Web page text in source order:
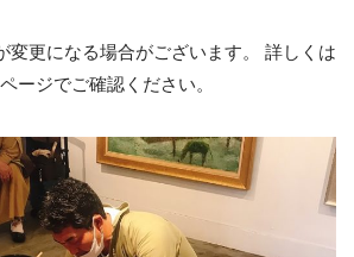
変更になる場合がございます。 詳しくは
ージでご確認ください。